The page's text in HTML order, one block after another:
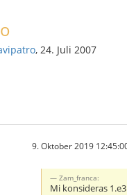
, 24. Juli 2007
9. Oktober 2019
Zam_franca:
Mi konsideras